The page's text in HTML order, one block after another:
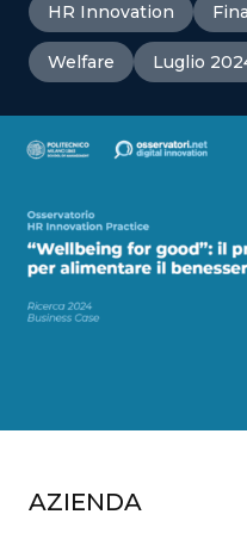
HR Innovation
Welfare Luglio
AZIENDA